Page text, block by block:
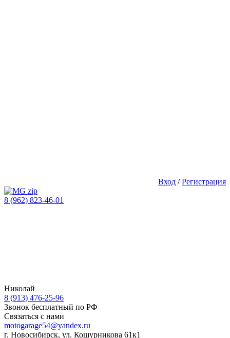
Вход /Регистрация
8 (962) 823-46-01
Николай
8 (913) 476-25-96
Звонок бесплатный по РФ
Связаться с нами
motogarage54@yandex.ru
г. Новосибирск, ул. Кошурникова 61к1